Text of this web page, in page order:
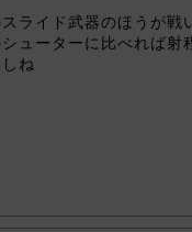
ライド武器のほうが戦
ューターに比べれば射
ね